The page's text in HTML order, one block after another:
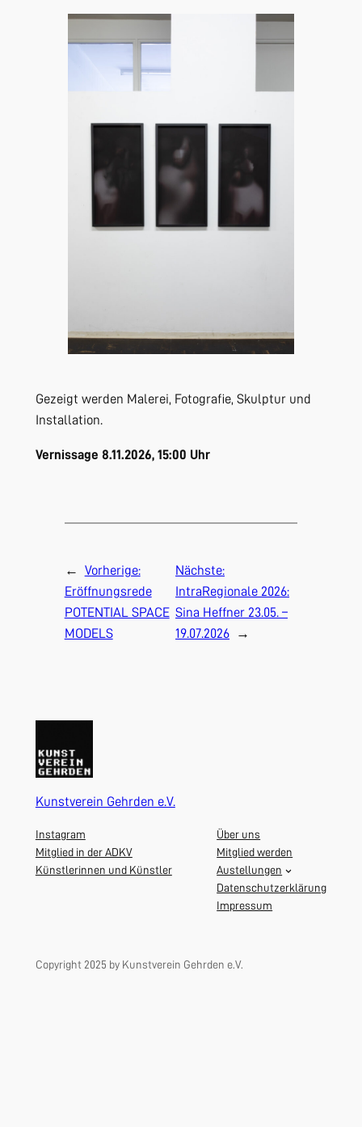
Gezeigt werden Malerei, Fotografie, Skulptur und
Installation.
Vernissage 8.11.2026, 15:00 Uhr
←
Vorherige:
Eröffnungsrede
POTENTIAL SPACE
MODELS
Nächste:
IntraRegionale 2026:
Sina Heffner 23.05. –
19.07.2026
→
Kunstverein Gehrden e.V.
Instagram
Mitglied in der ADKV
Künstlerinnen und Künstler
Über uns
Mitglied werden
Austellungen
Datenschutzerklärung
Impressum
Copyright 2025 by Kunstverein Gehrden e.V.